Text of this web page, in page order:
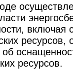
включая
ресурсов,
об
ресурсов.